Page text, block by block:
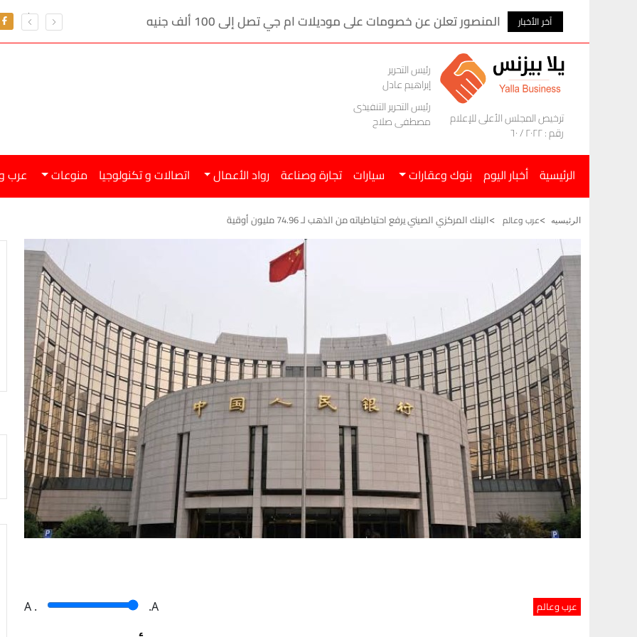
آخر الأخبار المنصور تعلن عن خصومات على موديلات ام جي تصل إلى 100 ألف جنيه
ترخيص المجلس الأعلى للإعلام
رقم : ٢٠٢٢ / ٦٠
رئيس التحرير
إبراهيم عادل
رئيس التحرير التنفيذى
مصطفى صلاح
الرئيسية أخبار اليوم بنوك وعقارات سيارات تجارة وصناعة رواد الأعمال اتصالات و تكنولوجيا منوعات عرب
الرئيسيه عرب وعالم البنك المركزي الصيني يرفع احتياطياته من الذهب لـ 74.96 مليون أوقية
عرب وعالم A . .A